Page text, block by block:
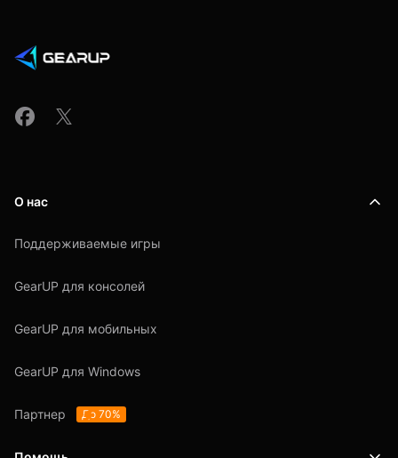
О нас
Поддерживаемые игры
GearUP для консолей
GearUP для мобильных
GearUP для Windows
Партнер До 70%